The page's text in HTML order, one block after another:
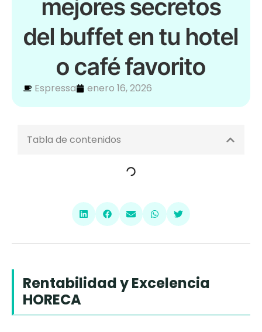
mejores secretos
del buffet en tu hotel
o café favorito
Espressa enero 16, 2026
Tabla de contenidos
Rentabilidad y Excelencia
HORECA